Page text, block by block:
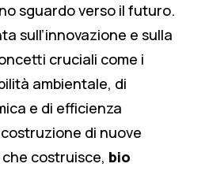
sguardo verso il futuro.
sull’innovazione e sulla
cruciali come i
ambientale, di
e di efficienza
di nuove
che costruisce, bio